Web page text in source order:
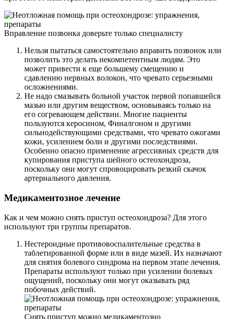
Вправление позвонка доверьте только специалисту
Нельзя пытаться самостоятельно вправить позвонок или
позволить это делать некомпетентным людям. Это
может привести к еще большему смещению и
сдавлению нервных волокон, что чревато серьезными
осложнениями.
Не надо смазывать больной участок первой попавшейся
мазью или другим веществом, основываясь только на
его согревающем действии. Многие пациенты
пользуются керосином, Финалгоном и другими
сильнодействующими средствами, что чревато ожогами
кожи, усилением боли и другими последствиями.
Особенно опасно применение агрессивных средств для
купирования приступа шейного остеохондроза,
поскольку они могут спровоцировать резкий скачок
артериального давления.
Медикаментозное лечение
Как и чем можно снять приступ остеохондроза? Для этого
используют три группы препаратов.
Нестероидные противовоспалительные средства в
таблетированной форме или в виде мазей. Их назначают
для снятия болевого синдрома на первом этапе лечения.
Препараты используют только при усилении болевых
ощущений, поскольку они могут оказывать ряд
побочных действий.
Снять приступ можно медикаментозно